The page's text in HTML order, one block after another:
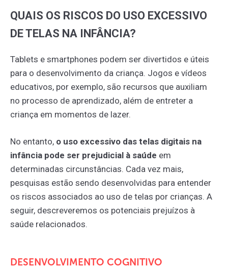
QUAIS OS RISCOS DO USO EXCESSIVO
DE TELAS NA INFÂNCIA?
Tablets e smartphones podem ser divertidos e úteis
para o desenvolvimento da criança. Jogos e vídeos
educativos, por exemplo, são recursos que auxiliam
no processo de aprendizado, além de entreter a
criança em momentos de lazer.
No entanto, o uso excessivo das telas digitais na
infância pode ser prejudicial à saúde em
determinadas circunstâncias. Cada vez mais,
pesquisas estão sendo desenvolvidas para entender
os riscos associados ao uso de telas por crianças. A
seguir, descreveremos os potenciais prejuízos à
saúde relacionados.
DESENVOLVIMENTO COGNITIVO